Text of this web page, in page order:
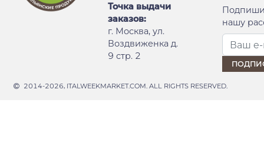
Точка выдачи
заказов:
г. Москва, ул.
Воздвиженка д.
9 стр. 2
нашу
2014-2026, ITALWEEKMARKET.COM. ALL RIGHTS RESERVED.